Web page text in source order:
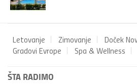
Letovanje Zimovanje
Doček
Gradovi Evrope
Spa & Wellness
ŠTA RADIMO